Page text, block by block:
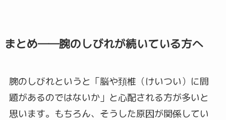
まとめ――腕のしびれが続いている方へ
腕のしびれというと「脳や頚椎（けいつい）に問
題があるのではないか」と心配される方が多いと
思います。もちろん、そうした原因が関係してい